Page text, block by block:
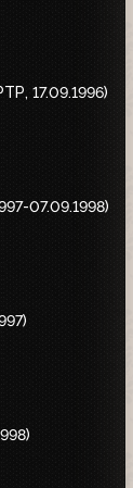
17.09.1996)
07.09.1998)